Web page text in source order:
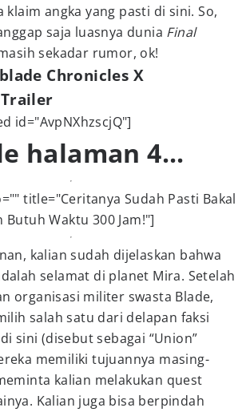
klaim angka yang pasti di sini. So,
saja luasnya dunia Final
sekadar rumor, ok!
Chronicles X
id="AvpNXhzscjQ"]
halaman 4...
title="Ceritanya Sudah Pasti Bakal
Butuh Waktu 300 Jam!"]
kalian sudah dijelaskan bahwa
selamat di planet Mira. Setelah
organisasi militer swasta Blade,
salah satu dari delapan faksi
sini (disebut sebagai “Union”
memiliki tujuannya masing-
kalian melakukan quest
Kalian juga bisa berpindah